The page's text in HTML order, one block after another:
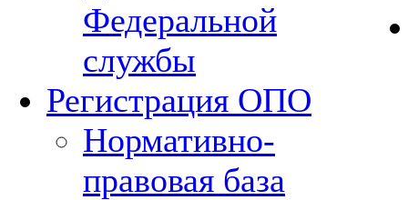
Федеральной
службы
Регистрация ОПО
Нормативно-
правовая база